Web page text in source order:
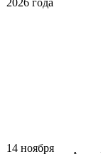
2026 года
14 ноября